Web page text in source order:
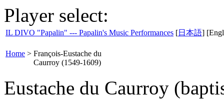
Player select:
IL DIVO "Papalin" --- Papalin's Music Performances [日本語]
Home > François-Eustache du
Caurroy (1549-1609)
Eustache du Caurroy